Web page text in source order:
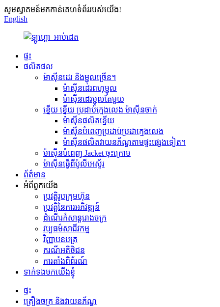
សូមស្វាគមន៍មកកាន់គេហទំព័ររបស់យើង!
English
ផ្ទះ
ផលិតផល
ម៉ាស៊ីនដេរ និងម្ជុលច្រើន។
ម៉ាស៊ីនដេរពហុម្ជុល
ម៉ាស៊ីនដេរម្ជុលតែមួយ
ខ្នើយ ខ្នើយ ប្រដាប់ក្មេងលេង ម៉ាស៊ីនចាក់
ម៉ាស៊ីនផលិតខ្នើយ
ម៉ាស៊ីនបំពេញប្រដាប់ប្រដាក្មេងលេង
ម៉ាស៊ីនផលិតវាយនភ័ណ្ឌតាមផ្ទះផ្សេងទៀត។
ម៉ាស៊ីនបំពេញ Jacket ចុះក្រោម
ម៉ាស៊ីនធ្វើពីប៉ូលីអេស្ទ័រ
ព័ត៌មាន
អំពីពួកយើង
ប្រវត្តិរូបក្រុមហ៊ុន
ប្រវត្តិនៃការអភិវឌ្ឍន៍
ដំណើរកំសាន្តរោងចក្រ
វប្បធម៌សាជីវកម្ម
វិញ្ញាបនបត្រ
ករណីអតិថិជន
ការតាំងពិព័រណ៍
ទាក់ទងមកយើងខ្ញុំ
ផ្ទះ
គ្រឿងចក្រ និងវាយនភ័ណ្ឌ